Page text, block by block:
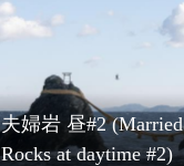
夫婦岩 昼#2 (Married
Rocks at daytime #2)